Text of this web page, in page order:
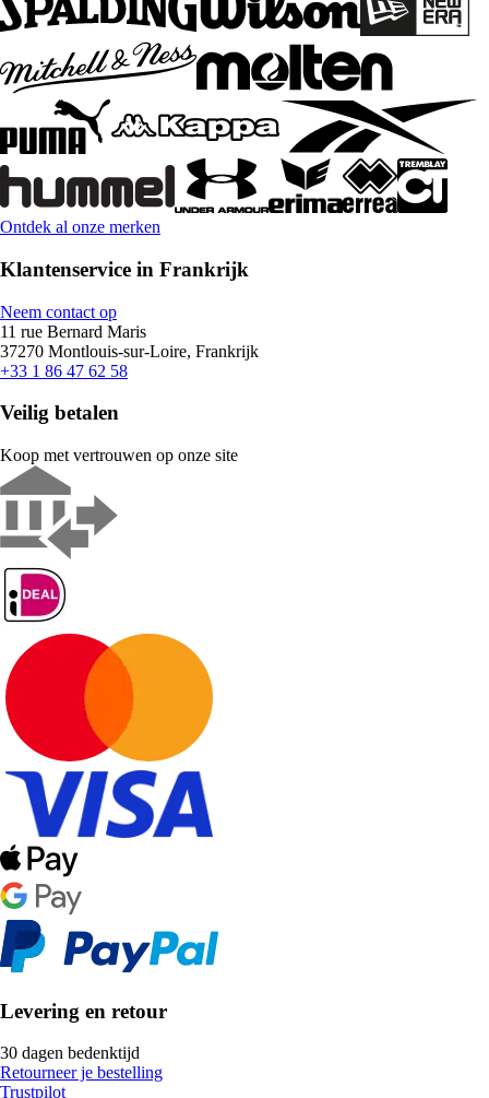
Ontdek al onze merken
Klantenservice in Frankrijk
Neem contact op
11 rue Bernard Maris
37270 Montlouis-sur-Loire, Frankrijk
+33 1 86 47 62 58
Veilig betalen
Koop met vertrouwen op onze site
Levering en retour
30 dagen bedenktijd
Retourneer je bestelling
Trustpilot